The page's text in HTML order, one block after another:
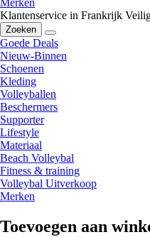
Merken
Klantenservice in Frankrijk
Zoeken
Goede Deals
Nieuw-Binnen
Schoenen
Kleding
Volleyballen
Beschermers
Supporter
Lifestyle
Materiaal
Beach Volleybal
Fitness & training
Volleybal Uitverkoop
Merken
Toevoegen aan